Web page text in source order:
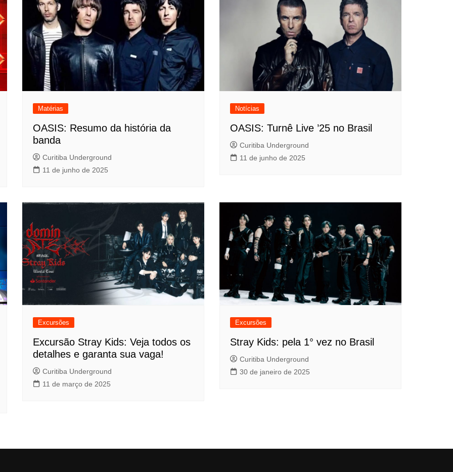
Matérias
OASIS: Resumo da história da
banda
Curitiba Underground
11 de junho de 2025
Notícias
OASIS: Turnê Live ’25 no Brasil
Curitiba Underground
11 de junho de 2025
Excursões
Excursão Stray Kids: Veja todos os
detalhes e garanta sua vaga!
Curitiba Underground
11 de março de 2025
Excursões
Stray Kids: pela 1° vez no Brasil
Curitiba Underground
30 de janeiro de 2025